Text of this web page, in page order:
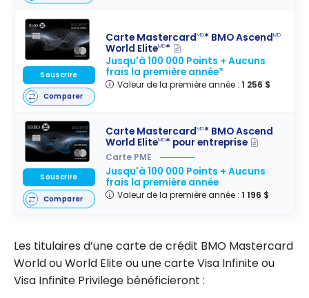
Carte MastercardMD* BMO AscendMD
World EliteMD*
Jusqu'à 100 000 Points + Aucuns
frais la première année*
Valeur de la première année : 1 256 $
Souscrire
Comparer
Carte MastercardMD* BMO Ascend
World EliteMD* pour entreprise
Carte PME
Jusqu'à 100 000 Points + Aucuns
frais la première année
Valeur de la première année : 1 196 $
Souscrire
Comparer
Les titulaires d’une carte de crédit BMO Mastercard
World ou World Elite ou une carte Visa Infinite ou
Visa Infinite Privilege bénéficieront :